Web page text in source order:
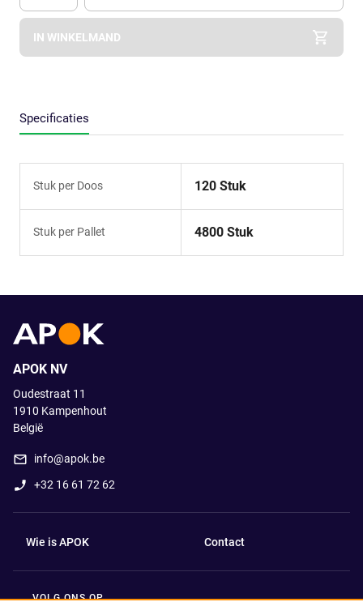
Apok.Product.Detail.AddToCart.Quantity (Optioneel)
IN WINKELMAND
Specificaties
Stuk per Doos 120 Stuk
Stuk per Pallet 4800 Stuk
APOK NV
Oudestraat 11
1910 Kampenhout
België
info@apok.be
+32 16 61 72 62
Wie is APOK Contact
VOLG ONS OP